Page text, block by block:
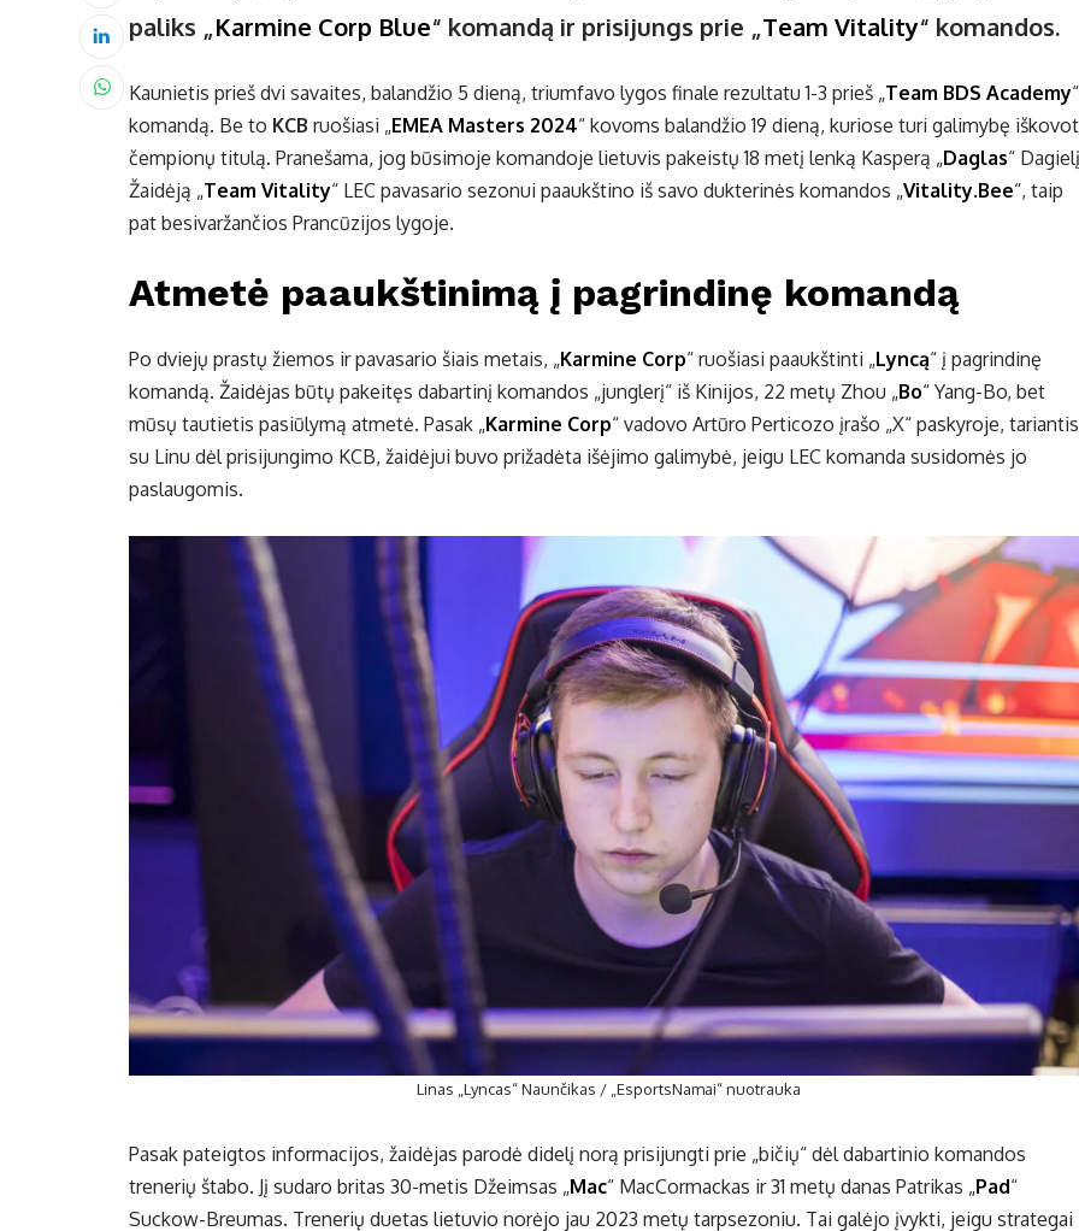
paliks „Karmine Corp Blue“ komandą ir prisijungs prie „Team Vitality“ komandos.
Kaunietis prieš dvi savaites, balandžio 5 dieną, triumfavo lygos finale rezultatu 1-3 prieš „Team BDS Academy“
komandą. Be to KCB ruošiasi „EMEA Masters 2024“ kovoms balandžio 19 dieną, kuriose turi galimybę
čempionų titulą. Pranešama, jog būsimoje komandoje lietuvis pakeistų 18 metį lenką Kasperą „Daglas“
Žaidėją „Team Vitality“ LEC pavasario sezonui paaukštino iš savo dukterinės komandos „Vitality.Bee“, taip
pat besivaržančios Prancūzijos lygoje.
Atmetė paaukštinimą į pagrindinę komandą
Po dviejų prastų žiemos ir pavasario šiais metais, „Karmine Corp“ ruošiasi paaukštinti „Lyncą“ į pagrindinę
komandą. Žaidėjas būtų pakeitęs dabartinį komandos „junglerį“ iš Kinijos, 22 metų Zhou „Bo“ Yang-Bo, bet
mūsų tautietis pasiūlymą atmetė. Pasak „Karmine Corp“ vadovo Artūro Perticozo įrašo „X“ paskyroje, tariantis
su Linu dėl prisijungimo KCB, žaidėjui buvo prižadėta išėjimo galimybė, jeigu LEC komanda susidomės jo
paslaugomis.
Linas „Lyncas“ Naunčikas / „EsportsNamai“ nuotrauka
Pasak pateigtos informacijos, žaidėjas parodė didelį norą prisijungti prie „bičių“ dėl dabartinio komandos
trenerių štabo. Jį sudaro britas 30-metis Džeimsas „Mac“ MacCormackas ir 31 metų danas Patrikas „Pad“
Suckow-Breumas. Trenerių duetas lietuvio norėjo jau 2023 metų tarpsezoniu. Tai galėjo įvykti, jeigu strategai